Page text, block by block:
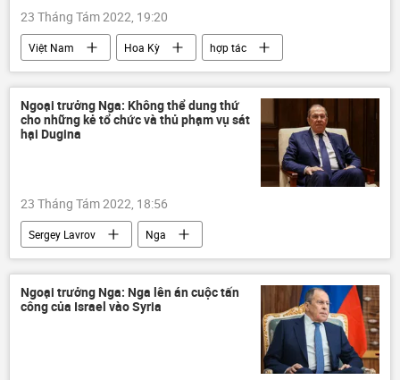
23 Tháng Tám 2022, 19:20
Việt Nam Hoa Kỳ
hợp tác
gỗ
nhập khẩu thương mại
Ngoại trưởng Nga: Không thể dung thứ
cho những kẻ tổ chức và thủ phạm vụ sát
hại Dugina
23 Tháng Tám 2022, 18:56
Sergey Lavrov
Nga
Bộ Ngoại giao Nga
Thời sự
Xã hội
Chính trị
vụ sát hại
điều tra
Ngoại trưởng Nga: Nga lên án cuộc tấn
công của Israel vào Syria